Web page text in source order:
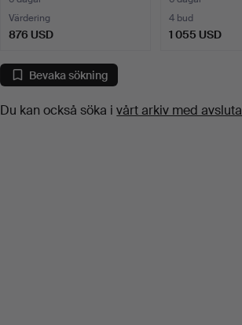
Värdering
876 USD
4 bud
1 055 USD
Bevaka sökning
Du kan också söka ivårt arkiv med